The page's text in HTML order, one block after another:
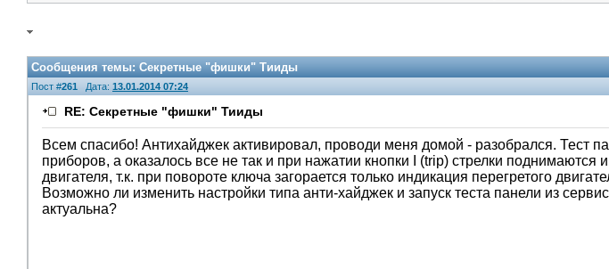
Сообщения темы:Секретные "фишки" Тииды
Пост #261 Дата: 13.01.2014 07:24
RE: Секретные "фишки" Тииды
Всем спасибо! Антихайджек активировал, проводи меня домой - разобрался. Тест
приборов, а оказалось все не так и при нажатии кнопки I (trip) стрелки поднимаются
двигателя, т.к. при повороте ключа загорается только индикация перегретого
Возможно ли изменить настройки типа анти-хайджек и запуск теста панели из
актуальна?